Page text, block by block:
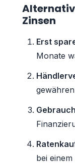
Zinsen
Erst
Monate
bei